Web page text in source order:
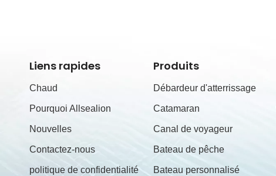
Liens rapides
Chaud
Pourquoi Allsealion
Nouvelles
Contactez-nous
politique de confidentialité
Produits
Débardeur d'atterrissage
Catamaran
Canal de voyageur
Bateau de pêche
Bateau personnalisé